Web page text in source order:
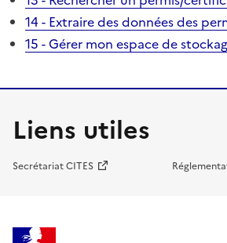
14 - Extraire des données des
15 - Gérer mon espace de
Liens utiles
Secrétariat CITES